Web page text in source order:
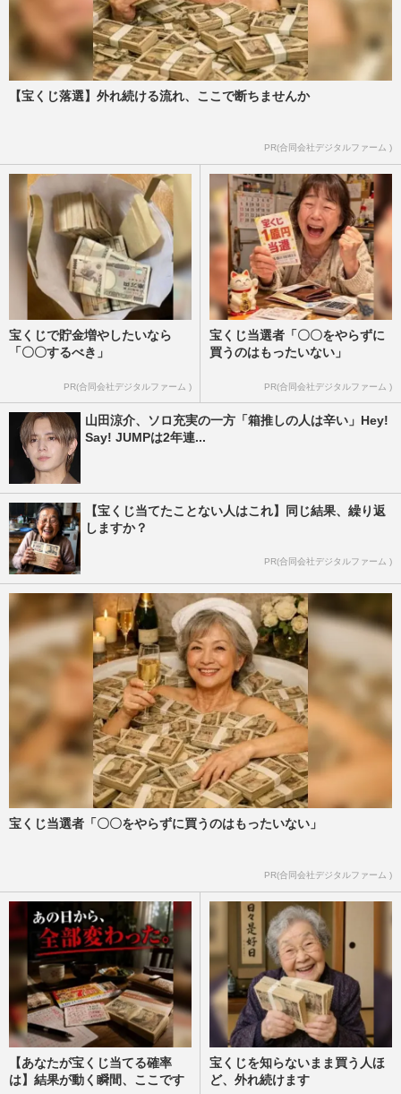
【宝くじ落選】外れ続ける流れ、ここで断ちませんか
PR(合同会社デジタルファーム )
宝くじで貯金増やしたいなら
「〇〇するべき」
PR(合同会社デジタルファーム )
宝くじ当選者「〇〇をやらずに
買うのはもったいない」
PR(合同会社デジタルファーム )
山田涼介、ソロ充実の一方「箱推しの人は辛い」Hey!
Say! JUMPは2年連...
【宝くじ当てたことない人はこれ】同じ結果、繰り返
しますか？
PR(合同会社デジタルファーム )
宝くじ当選者「〇〇をやらずに買うのはもったいない」
PR(合同会社デジタルファーム )
【あなたが宝くじ当てる確率
は】結果が動く瞬間、ここです
宝くじを知らないまま買う人ほ
ど、外れ続けます